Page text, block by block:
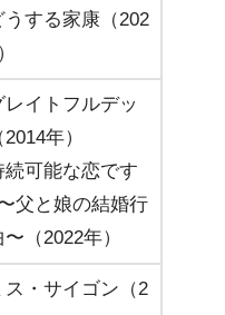
うする家康（202
レイトフルデッ
2014年）
続可能な恋です
父と娘の結婚行
（2022年）
ス・サイゴン（2